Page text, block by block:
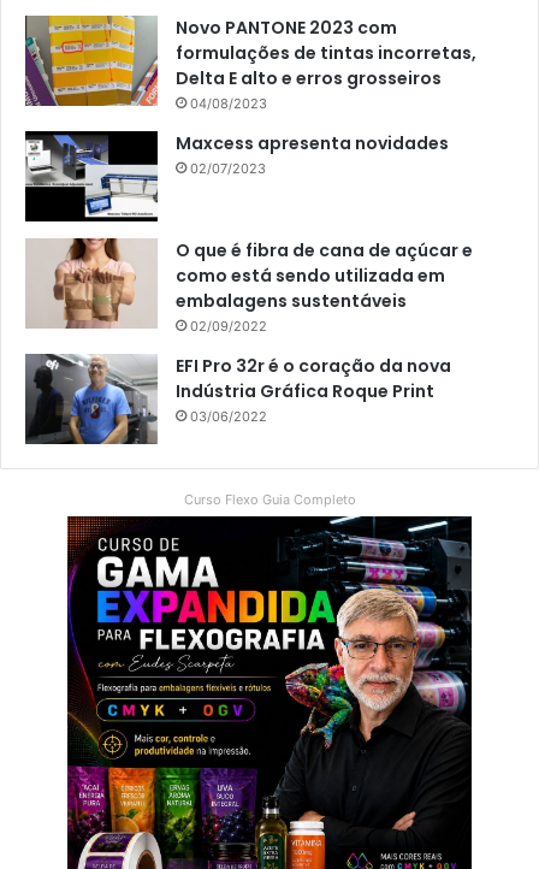
Novo PANTONE 2023 com
formulações de tintas incorretas,
Delta E alto e erros grosseiros
04/08/2023
Maxcess apresenta novidades
02/07/2023
O que é fibra de cana de açúcar e
como está sendo utilizada em
embalagens sustentáveis
02/09/2022
EFI Pro 32r é o coração da nova
Indústria Gráfica Roque Print
03/06/2022
Curso Flexo Guia Completo